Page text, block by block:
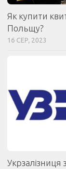
Як купити
Польщу?
16 СЕР, 2023
Укрзалізниця